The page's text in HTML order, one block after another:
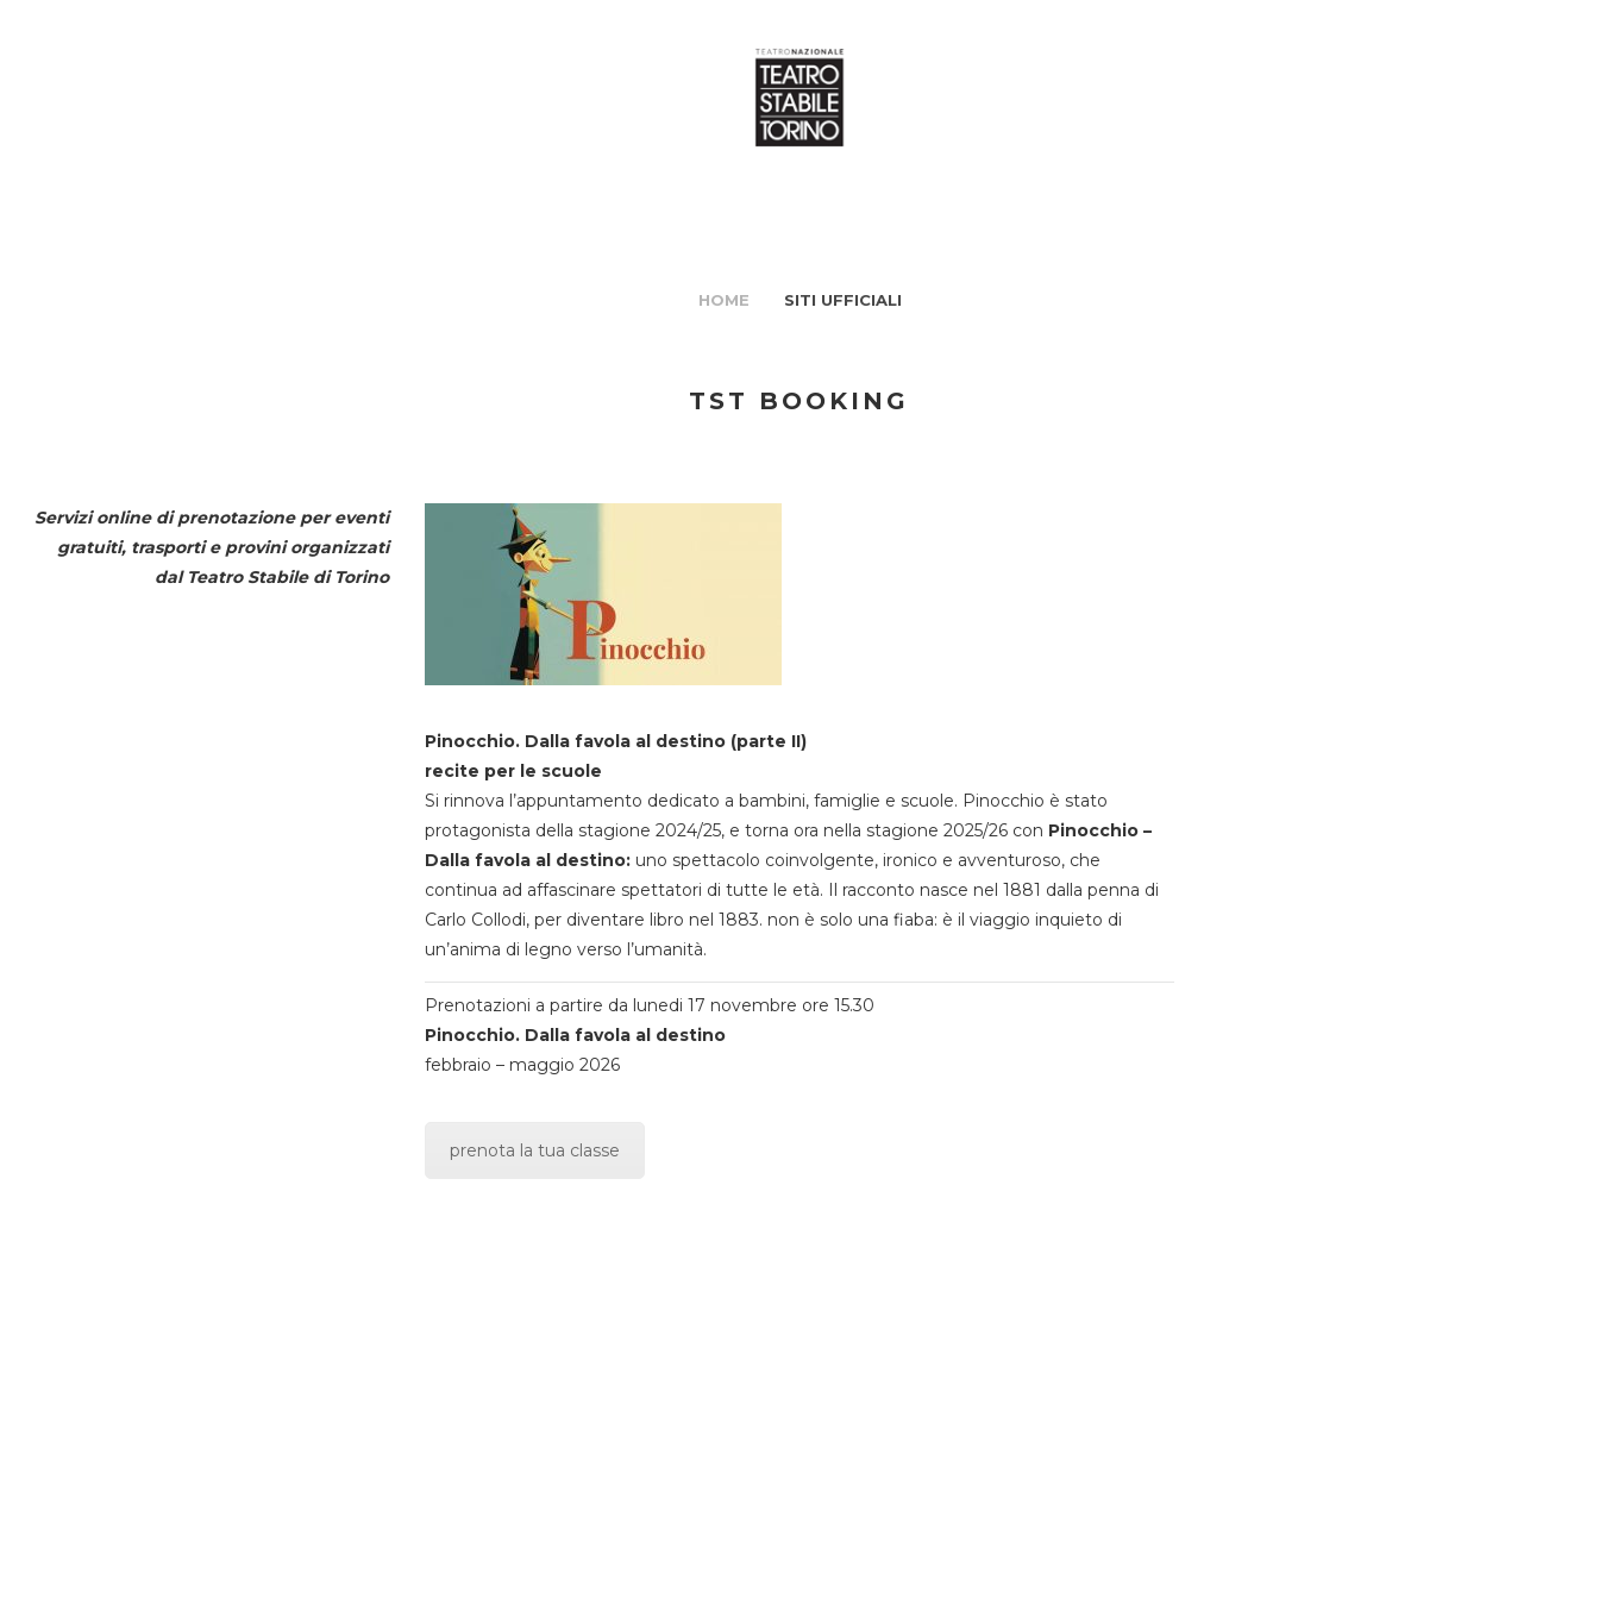
HOME SITI UFFICIALI
TST BOOKING
Servizi online di prenotazione per eventi
gratuiti, trasporti e provini organizzati
dal Teatro Stabile di Torino
Pinocchio. Dalla favola al destino (parte II)
recite per le scuole
Si rinnova l’appuntamento dedicato a bambini, famiglie e scuole. Pinocchio è stato
protagonista della stagione 2024/25, e torna ora nella stagione 2025/26 con Pinocchio –
Dalla favola al destino:uno spettacolo coinvolgente, ironico e avventuroso, che
continua ad affascinare spettatori di tutte le età. Il racconto nasce nel 1881 dalla penna di
Carlo Collodi, per diventare libro nel 1883. non è solo una fiaba: è il viaggio inquieto di
un’anima di legno verso l’umanità.
Prenotazioni a partire da lunedi 17 novembre ore 15.30
Pinocchio. Dalla favola al destino
febbraio – maggio 2026
prenota la tua classe